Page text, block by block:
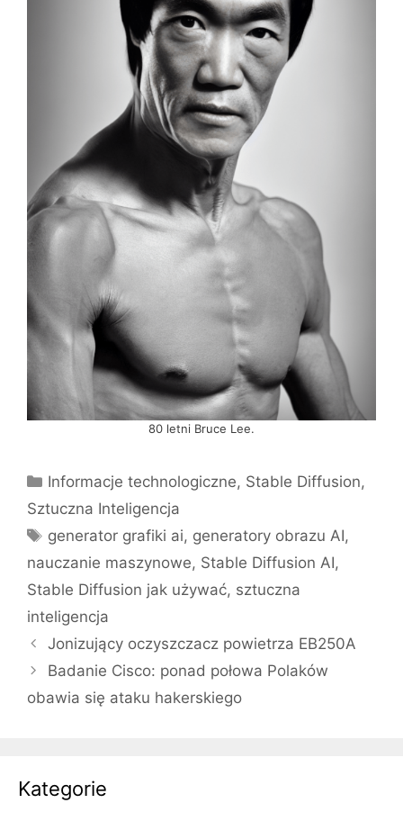
80 letni Bruce Lee.
Kategorie
Informacje technologiczne, Stable Diffusion,
Sztuczna Inteligencja
Tagi
generator grafiki ai, generatory obrazu AI,
nauczanie maszynowe, Stable Diffusion AI,
Stable Diffusion jak używać, sztuczna
inteligencja
Jonizujący oczyszczacz powietrza EB250A
Badanie Cisco: ponad połowa Polaków
obawia się ataku hakerskiego
Kategorie